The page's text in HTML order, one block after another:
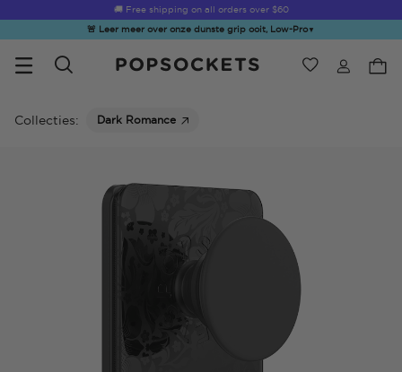
🚚 Free shipping on all orders over $60
Summer Sendoff Sale
🚨 Leer meer over onze dunste grip ooit, Low-Pro▼
Verlanglijst
Morning
Collecties: Dark Romance